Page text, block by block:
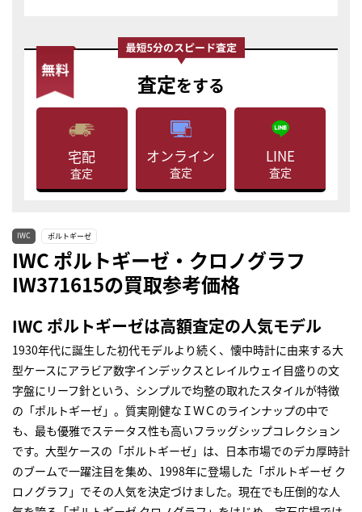
査定をする
宅配
査定
オンライン
査定
LINE
査定
IWC ポルトギーゼ
IWC ポルトギーゼ・クロノグラフ
IW371615の買取参考価格
IWC ポルトギーゼは高額査定の人気モデル
1930年代に誕生した初代モデルより続く、懐中時計に由来する大
型ケースにアラビア数字インデックスとレイルウェイ目盛りの文
字盤にリーフ針という、シンプルで均整の取れたスタイルが特徴
の「ポルトギーゼ」。質実剛健なＩＷＣのラインナップの中で
も、最も優雅でステータス性も高いフラッグシップコレクション
です。大型ケースの「ポルトギーゼ」は、日本市場でのデカ厚時計
のブームで一躍注目を集め、1998年に登場した「ポルトギーゼ ク
ロノグラフ」でその人気を決定づけました。現在でも圧倒的な人